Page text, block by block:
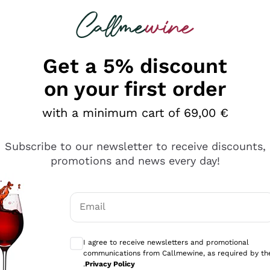
looking for
diversi e con un ampio range di prezzo. Le
Get a 5% discount
on your first order
with a minimum cart of 69,00 €
Subscribe to our newsletter to receive discounts,
promotions and news every day!
Email
I agree to receive newsletters and promotional
communications from Callmewine, as required by
.Privacy Policy